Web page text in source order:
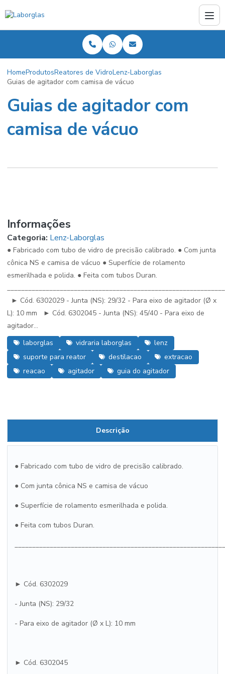
HomeProdutosReatores de VidroLenz-Laborglas
Guias de agitador com camisa de vácuo
Guias de agitador com
camisa de vácuo
Informações
Categoria: Lenz-Laborglas
● Fabricado com tubo de vidro de precisão calibrado. ● Com junta
cônica NS e camisa de vácuo ● Superfície de rolamento
esmerilhada e polida. ● Feita com tubos Duran.
► Cód. 6302029 - Junta (NS): 29/32 - Para eixo de agitador (Ø x
L): 10 mm ► Cód. 6302045 - Junta (NS): 45/40 - Para eixo de
agitador...
laborglas
vidraria laborglas
lenz
suporte para reator
destilacao
extracao
reacao
agitador guia do agitador
Descrição
● Fabricado com tubo de vidro de precisão calibrado.
● Com junta cônica NS e camisa de vácuo
● Superfície de rolamento esmerilhada e polida.
● Feita com tubos Duran.
► Cód. 6302029
- Junta (NS): 29/32
- Para eixo de agitador (Ø x L): 10 mm
► Cód. 6302045